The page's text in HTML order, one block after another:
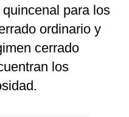
para los
ordinario y
cerrado
los